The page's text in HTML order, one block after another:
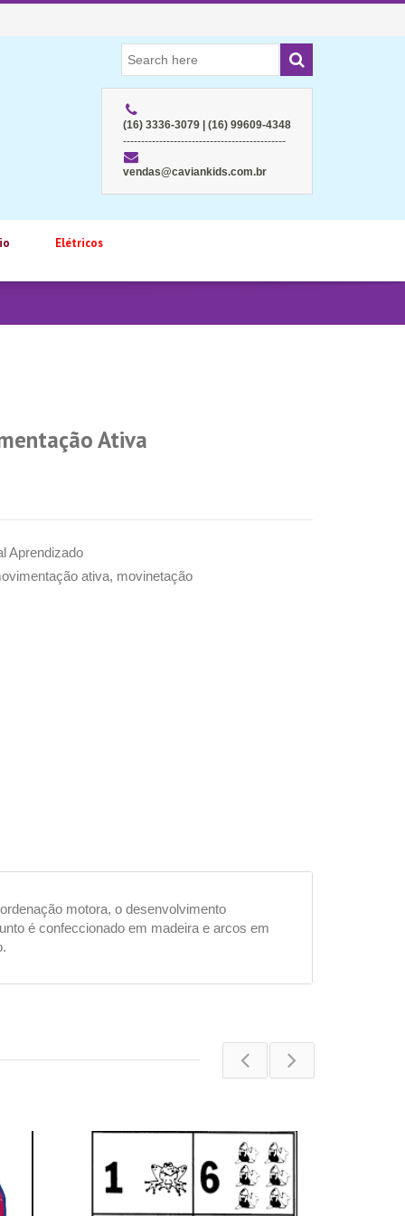
(16) 3336-3079 | (16) 99609-4348
---------------------------------------------
vendas@caviankids.com.br
Elétricos
Ativa
Aprendizado
ativa, movinetação
motora, o desenvolvimento
é confeccionado em madeira e arcos em